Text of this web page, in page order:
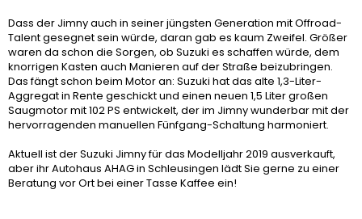
Dass der Jimny auch in seiner jüngsten Generation mit Offroad-
Talent gesegnet sein würde, daran gab es kaum Zweifel. Größer
waren da schon die Sorgen, ob Suzuki es schaffen würde, dem
knorrigen Kasten auch Manieren auf der Straße beizubringen.
Das fängt schon beim Motor an: Suzuki hat das alte 1,3-Liter-
Aggregat in Rente geschickt und einen neuen 1,5 Liter großen
Saugmotor mit 102 PS entwickelt, der im Jimny wunderbar mit der
hervorragenden manuellen Fünfgang-Schaltung harmoniert.
Aktuell ist der Suzuki Jimny für das Modelljahr 2019 ausverkauft,
aber ihr Autohaus AHAG in Schleusingen lädt Sie gerne zu einer
Beratung vor Ort bei einer Tasse Kaffee ein!